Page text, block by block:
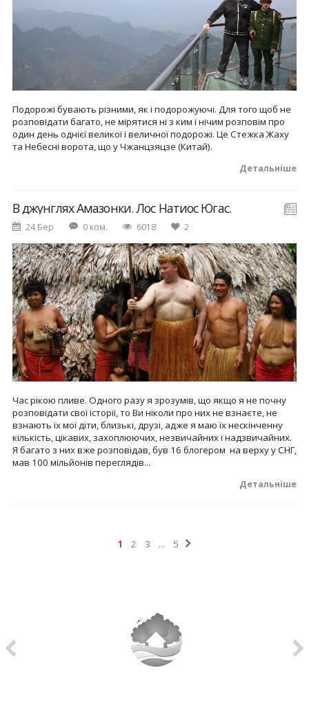
Подорожі бувають різними, як і подорожуючі. Для того щоб не
розповідати багато, не мірятися ні з ким і нічим розповім про
один день однієї великої і величної подорожі. Це Стежка Жаху
та Небесні ворота, що у Чжанцзяцзе (Китай).
Детальніше
В джунглях Амазонки. Лос Натиос Югас.
24 Бер 0 ком. 6018 2
Час рікою пливе. Одного разу я зрозумів, що якщо я не почну
розповідати свої історії, то Ви ніколи про них не взнаєте, не
взнають їх мої діти, близькі, друзі, адже я маю їх нескінченну
кількість, цікавих, захоплюючих, незвичайних і надзвичайних.
Я багато з них вже розповідав, був 16 блогером на верху у СНГ,
мав 100 мільйонів переглядів...
Детальніше
1 2 3 ... 5